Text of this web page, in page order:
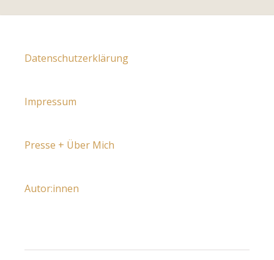
Datenschutzerklärung
Impressum
Presse + Über Mich
Autor:innen